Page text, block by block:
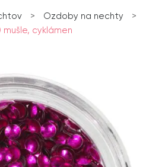
> Ozdoby na nechty
>
mušle, cyklámen